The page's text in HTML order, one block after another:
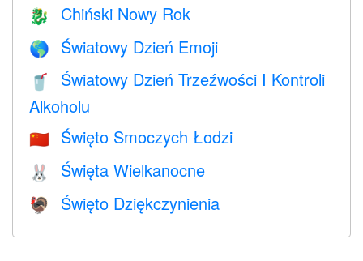
🐉 Chiński Nowy Rok
🌎 Światowy Dzień Emoji
🥤
Światowy Dzień Trzeźwości I Kontroli
Alkoholu
🇨🇳 Święto Smoczych Łodzi
🐰 Święta Wielkanocne
🦃 Święto Dziękczynienia